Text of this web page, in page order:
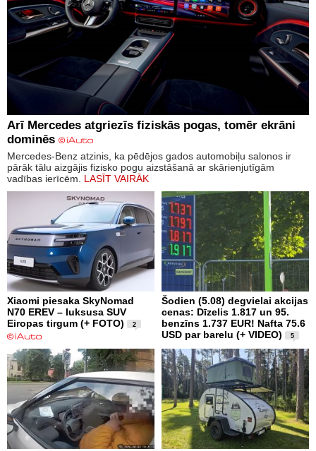
Arī Mercedes atgriezīs fiziskās pogas, tomēr ekrāni
dominēs
Mercedes-Benz atzinis, ka pēdējos gados automobiļu salonos ir
pārāk tālu aizgājis fizisko pogu aizstāšanā ar skārienjutīgām
vadības ierīcēm. LASĪT VAIRĀK
Xiaomi piesaka SkyNomad
N70 EREV – luksusa SUV
Eiropas tirgum (+ FOTO)
2
Šodien (5.08) degvielai akcijas
cenas: Dīzelis 1.817 un 95.
benzīns 1.737 EUR! Nafta 75.6
USD par barelu (+ VIDEO)
5